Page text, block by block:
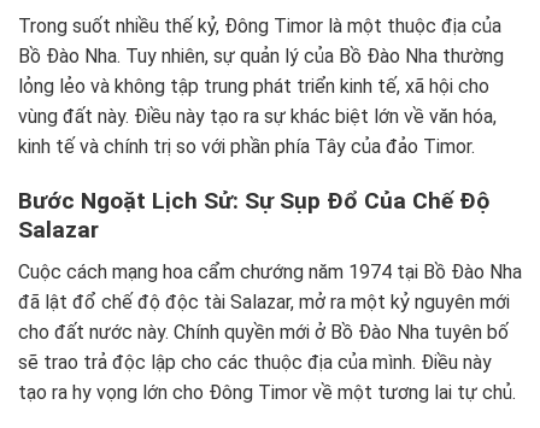
Trong suốt nhiều thế kỷ, Đông Timor là một thuộc địa của
Bồ Đào Nha. Tuy nhiên, sự quản lý của Bồ Đào Nha thường
lỏng lẻo và không tập trung phát triển kinh tế, xã hội cho
vùng đất này. Điều này tạo ra sự khác biệt lớn về văn hóa,
kinh tế và chính trị so với phần phía Tây của đảo Timor.
Bước Ngoặt Lịch Sử: Sự Sụp Đổ Của Chế Độ
Salazar
Cuộc cách mạng hoa cẩm chướng năm 1974 tại Bồ Đào Nha
đã lật đổ chế độ độc tài Salazar, mở ra một kỷ nguyên mới
cho đất nước này. Chính quyền mới ở Bồ Đào Nha tuyên bố
sẽ trao trả độc lập cho các thuộc địa của mình. Điều này
tạo ra hy vọng lớn cho Đông Timor về một tương lai tự chủ.